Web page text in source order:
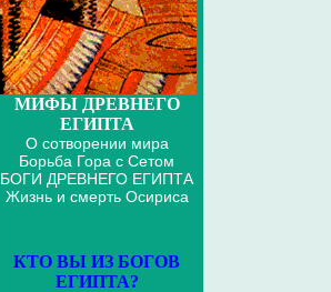
МИФЫ ДРЕВНЕГО
ЕГИПТА
О сотворении мира
Борьба Гора с Сетом
БОГИ ДРЕВНЕГО ЕГИПТА
Жизнь и смерть Осириса
КТО ВЫ ИЗ БОГОВ
ЕГИПТА?